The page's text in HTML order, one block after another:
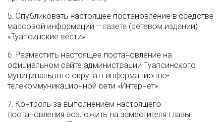
5. Опубликовать настоящее постановление в средстве
массовой информации – газете (сетевом издании)
«Туапсинские вести».
6. Разместить настоящее постановление на
официальном сайте администрации Туапсинского
муниципального округа в информационно-
телекоммуникационной сети «Интернет».
7. Контроль за выполнением настоящего
постановления возложить на заместителя главы